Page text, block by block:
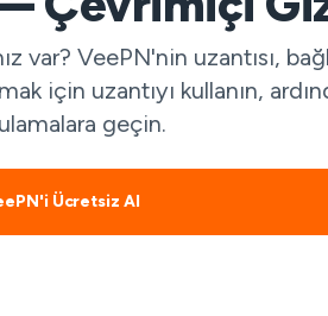
VeePN'nin uzantısı,
için uzantıyı kullanın,
geçin.
Ücretsiz Al